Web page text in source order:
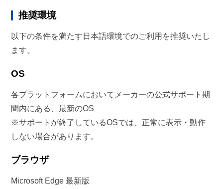
推奨環境
以下の条件を満たす日本語環境でのご利用を推奨いたし
ます。
OS
各プラットフォームにおいてメーカーの公式サポート期
間内にある、最新のOS
※サポートが終了しているOSでは、正常に表示・動作
しない場合があります。
ブラウザ
Microsoft Edge 最新版